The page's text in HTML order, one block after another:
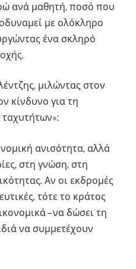
ανά μαθητή, ποσό που
με ολόκληρο
ένα σκληρό
μιλώντας στον
κίνδυνο για τη
ανισότητα, αλλά
στη γνώση, στη
Αν οι εκδρομές
τότε το κράτος
– να δώσει τη
να συμμετέχουν